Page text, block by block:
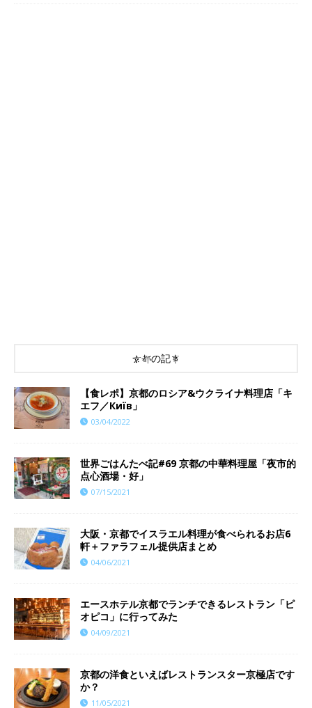
京都の記事
【食レポ】京都のロシア&ウクライナ料理店「キ
エフ／Київ」
03/04/2022
世界ごはんたべ記#69 京都の中華料理屋「夜市的
点心酒場・好」
07/15/2021
大阪・京都でイスラエル料理が食べられるお店6
軒＋ファラフェル提供店まとめ
04/06/2021
エースホテル京都でランチできるレストラン「ピ
オピコ」に行ってみた
04/09/2021
京都の洋食といえばレストランスター京極店です
か？
11/05/2021